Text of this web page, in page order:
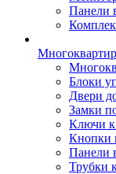
Панели
Блоки
Двери
Замки
Ключи к
Кнопки
Панели
Трубки